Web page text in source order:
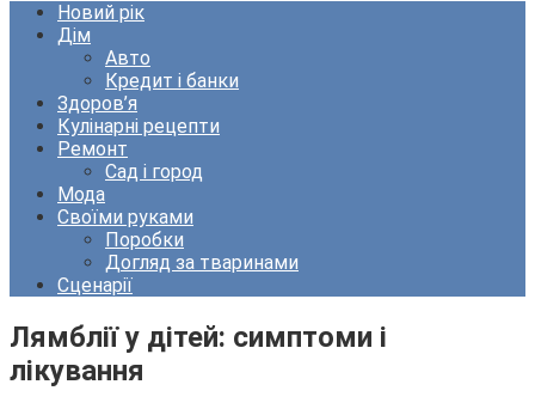
Новий рік
Дім
Авто
Кредит і банки
Здоров’я
Кулінарні рецепти
Ремонт
Сад і город
Мода
Своїми руками
Поробки
Догляд за тваринами
Сценарії
Лямблії у дітей: симптоми і
лікування